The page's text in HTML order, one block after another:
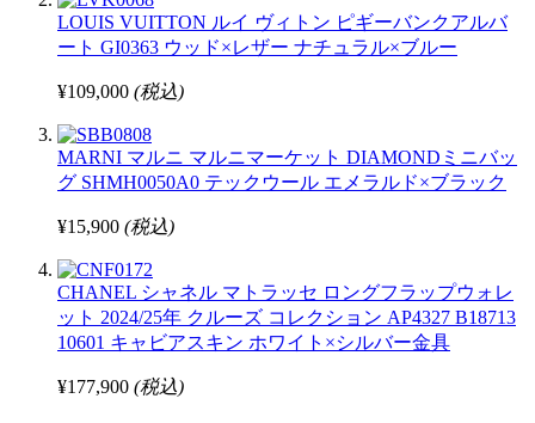
LOUIS VUITTON ルイ ヴィトン ピギーバンクアルバ
ート GI0363 ウッド×レザー ナチュラル×ブルー
¥109,000 (税込)
MARNI マルニ マルニマーケット DIAMONDミニバッ
グ SHMH0050A0 テックウール エメラルド×ブラック
¥15,900 (税込)
CHANEL シャネル マトラッセ ロングフラップウォレ
ット 2024/25年 クルーズ コレクション AP4327 B18713
10601 キャビアスキン ホワイト×シルバー金具
¥177,900 (税込)